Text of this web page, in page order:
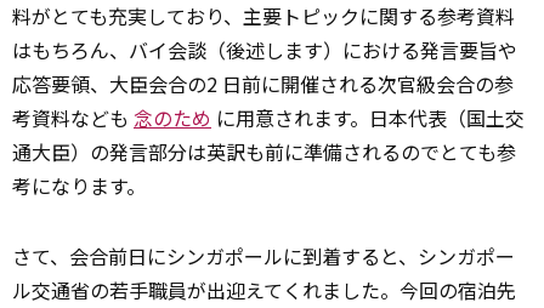
料がとても充実しており、主要トピックに関する参考資料
はもちろん、バイ会談（後述します）における発言要旨や
応答要領、大臣会合の2 日前に開催される次官級会合の参
考資料なども 念のため に用意されます。日本代表（国土交
通大臣）の発言部分は英訳も前に準備されるのでとても参
考になります。
さて、会合前日にシンガポールに到着すると、シンガポー
ル交通省の若手職員が出迎えてくれました。今回の宿泊先